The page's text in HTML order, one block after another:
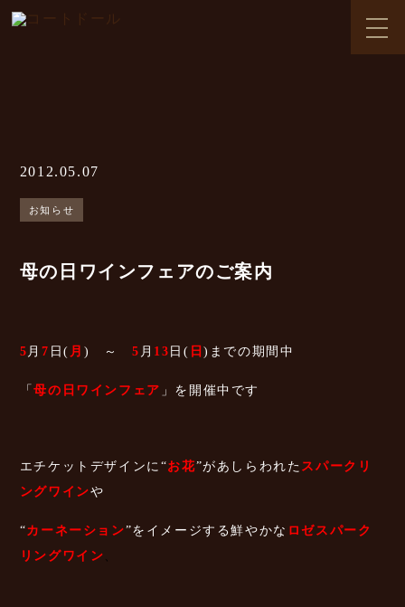
2012.05.07
お知らせ
母の日ワインフェアのご案内
5 月7 日( 月 ) ～ 5 月 13日( 日)までの期間中
「母の日ワインフェア 」を開催中です
エチケットデザインに“お花”があしらわれたスパークリ
ングワインや
“カーネーション”をイメージする鮮やかな ロゼスパーク
リングワイン